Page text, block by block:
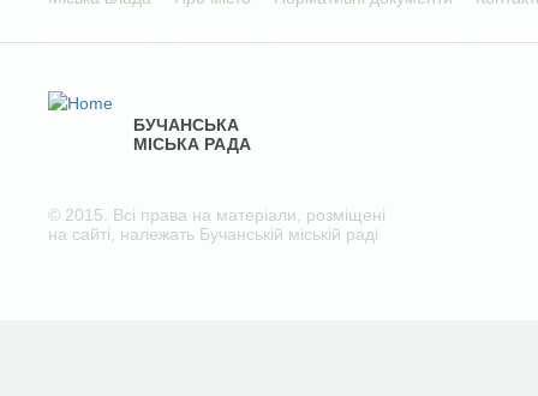
БУЧАНСЬКА
МІСЬКА РАДА
© 2015. Всі права на матеріали, розміщені
на сайті, належать Бучанській міській раді